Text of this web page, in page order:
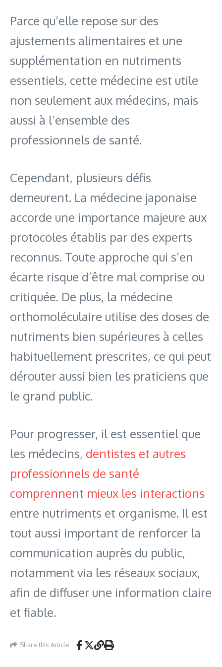
Parce qu’elle repose sur des
ajustements alimentaires et une
supplémentation en nutriments
essentiels, cette médecine est utile
non seulement aux médecins, mais
aussi à l’ensemble des
professionnels de santé.
Cependant, plusieurs défis
demeurent. La médecine japonaise
accorde une importance majeure aux
protocoles établis par des experts
reconnus. Toute approche qui s’en
écarte risque d’être mal comprise ou
critiquée. De plus, la médecine
orthomoléculaire utilise des doses de
nutriments bien supérieures à celles
habituellement prescrites, ce qui peut
dérouter aussi bien les praticiens que
le grand public.
Pour progresser, il est essentiel que
les médecins, dentistes et autres
professionnels de santé
comprennent mieux les interactions
entre nutriments et organisme. Il est
tout aussi important de renforcer la
communication auprès du public,
notamment via les réseaux sociaux,
afin de diffuser une information claire
et fiable.
Share this Article